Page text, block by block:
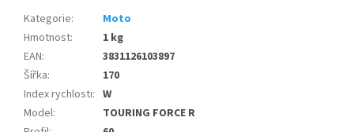
Kategorie:
Moto
Hmotnost:
1 kg
EAN:
3831126103897
Šířka:
170
Index rychlosti: W
Model:
TOURING FORCE R